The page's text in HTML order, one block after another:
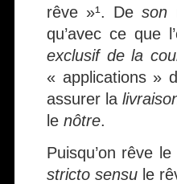
rêve »¹. Deson
qu’avec ce que
exclusif de la
« applications »
assurer la
le nôtre.
Puisqu’on rêve
stricto sensu le